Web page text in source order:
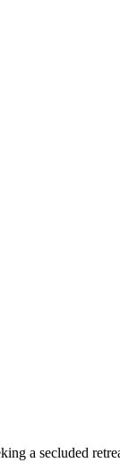
a secluded